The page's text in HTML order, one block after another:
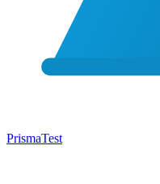
PrismaTest